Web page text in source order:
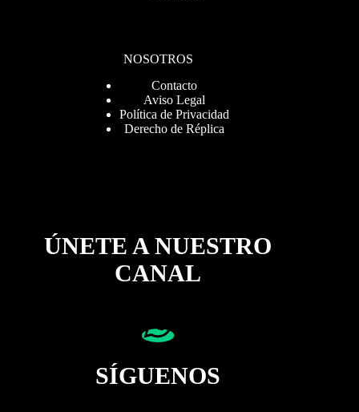
NOSOTROS
Contacto
Aviso Legal
Política de Privacidad
Derecho de Réplica
ÚNETE A NUESTRO
CANAL
SÍGUENOS